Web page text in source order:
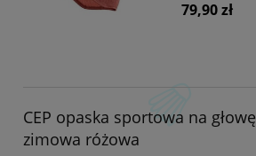
79,90 zł
CEP opaska sportowa na głowę
zimowa różowa